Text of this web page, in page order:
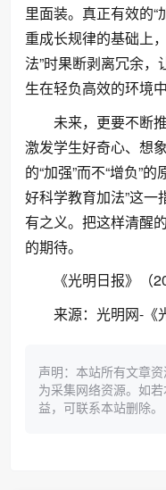
里面装。真正有效的
重成长规律的基础上
法”时果断剥离冗余
生在轻负高效的环境
未来，更要不断
激发学生好奇心、想
的“加强”而不“增负”
好科学教育加法”这
有之义。把这样清醒
的期待。
《光明日报》（
来源：光明网-《
声明：本站所有文章
为采集网络资源。如
益，可联系本站删除。